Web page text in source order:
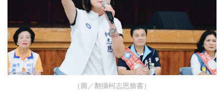
（圖／翻攝柯志恩臉書）